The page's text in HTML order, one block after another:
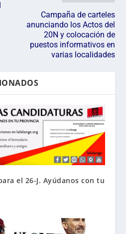
Campaña de carteles
anunciando los Actos del
20N y colocación de
puestos informativos en
varias localidades
el 26-J. Ayúdanos con tu